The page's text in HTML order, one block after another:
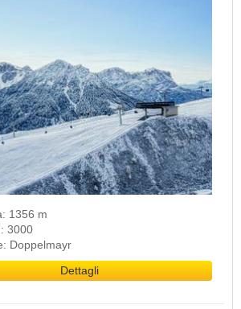
1356 m
3000
Doppelmayr
Dettagli